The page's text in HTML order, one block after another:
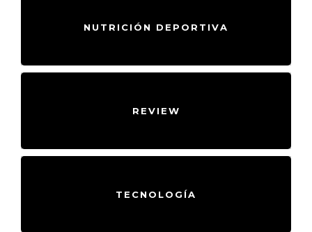
NUTRICIÓN DEPORTIVA
REVIEW
TECNOLOGÍA